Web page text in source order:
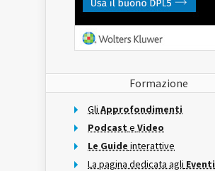
Formazione
Gli Approfondimenti
Podcast e Video
Le Guide interattive
La pagina dedicata agli Eventi